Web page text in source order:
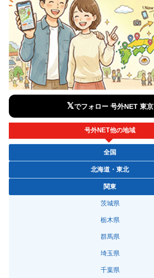
𝕏でフォロー 号外NET 東京
号外NET他の地域
全国
北海道・東北
関東
茨城県
栃木県
群馬県
埼玉県
千葉県